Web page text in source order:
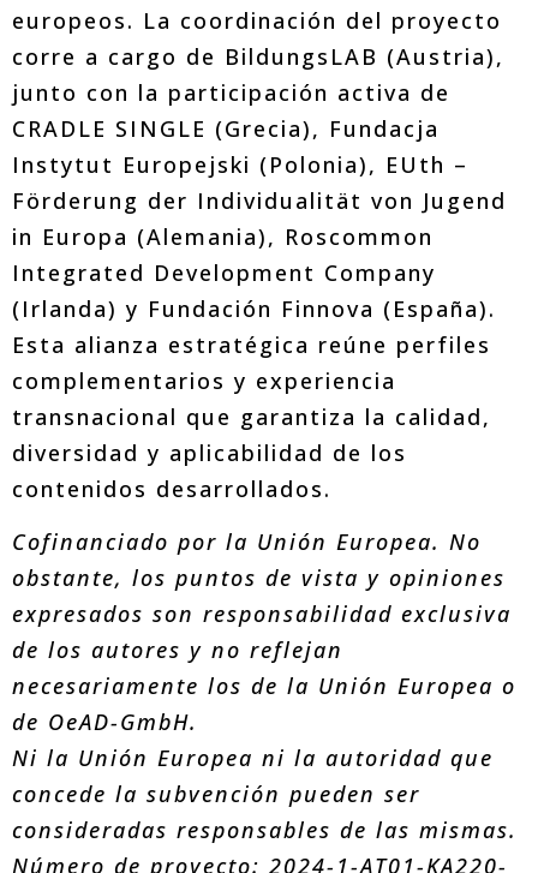
europeos. La coordinación del proyecto
corre a cargo de BildungsLAB (Austria),
junto con la participación activa de
CRADLE SINGLE (Grecia), Fundacja
Instytut Europejski (Polonia), EUth –
Förderung der Individualität von Jugend
in Europa (Alemania), Roscommon
Integrated Development Company
(Irlanda) y Fundación Finnova (España).
Esta alianza estratégica reúne perfiles
complementarios y experiencia
transnacional que garantiza la calidad,
diversidad y aplicabilidad de los
contenidos desarrollados.
Cofinanciado por la Unión Europea. No
obstante, los puntos de vista y opiniones
expresados son responsabilidad exclusiva
de los autores y no reflejan
necesariamente los de la Unión Europea o
de OeAD-GmbH.
Ni la Unión Europea ni la autoridad que
concede la subvención pueden ser
consideradas responsables de las mismas.
Número de proyecto: 2024-1-AT01-KA220-